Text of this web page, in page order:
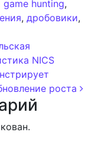
game hunting,
, дробовики,
NICS
роста